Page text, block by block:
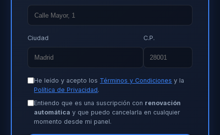
Ciudad C.P.
He leído y acepto los Términos y Condiciones y la
Política de Privacidad.
Entiendo que es una suscripción con renovación
automática y que puedo cancelarla en cualquier
momento desde mi panel.